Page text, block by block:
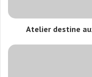
Atelier destine